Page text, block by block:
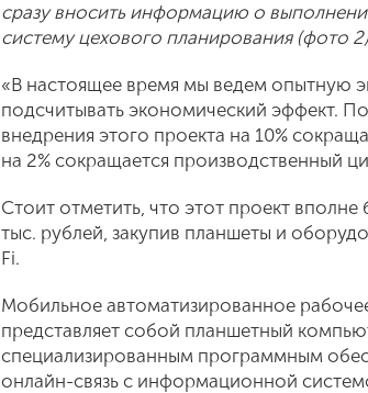
сразу вносить информацию о
систему цехового планирования (фото
«В настоящее время мы ведем опытную
подсчитывать экономический эффект.
внедрения этого проекта на 10%
на 2% сокращается производственный
Стоит отметить, что этот проект
тыс. рублей, закупив планшеты и
Fi.
Мобильное автоматизированное
представляет собой планшетный
специализированным программным
онлайн-связь с информационной